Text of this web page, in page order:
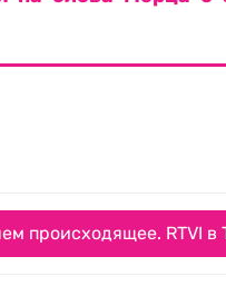
происходящее. RTVI в